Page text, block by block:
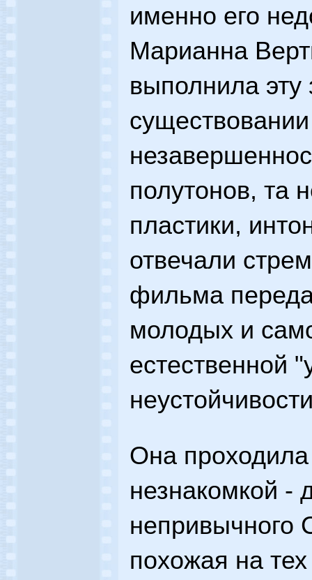
именно его
Марианна
выполнила эту
полутонов, та
пластики,
отвечали
фильма
молодых и
естественной
Она
незнакомкой -
непривычного
похожая на